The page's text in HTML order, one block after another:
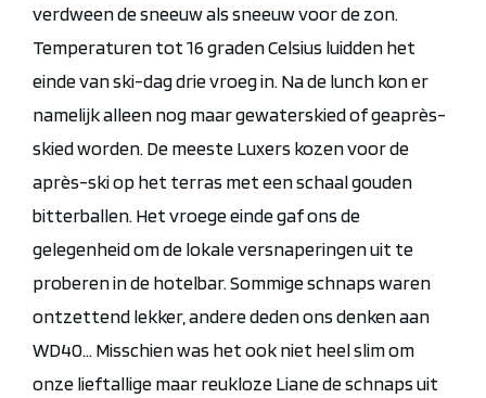
verdween de sneeuw als sneeuw voor de zon.
Temperaturen tot 16 graden Celsius luidden het
einde van ski-dag drie vroeg in. Na de lunch kon er
namelijk alleen nog maar gewaterskied of geaprès-
skied worden. De meesteLuxers kozen voor de
après-ski op het terras met een schaalgouden
bitterballen. Het vroege einde gaf ons de
gelegenheid om de lokale versnaperingen uit te
proberen in de hotelbar. Sommige schnaps waren
ontzettend lekker, andere deden ons denken aan
WD40… Misschien was het ook niet heel slim om
onze lieftallige maar reukloze Liane de schnaps uit